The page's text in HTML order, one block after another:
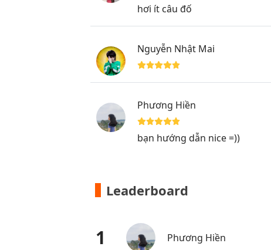
hơi ít câu đố
Nguyễn Nhật Mai
Phương Hiền
bạn hướng dẫn nice =))
Leaderboard
1 Phương Hiền